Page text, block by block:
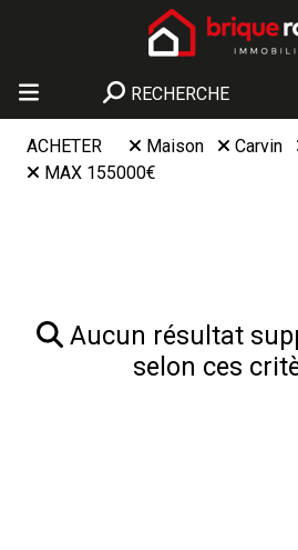
RECHERCHE
ACHETER Maison Carvin
MAX 155000€
Aucun résultat
selon ces